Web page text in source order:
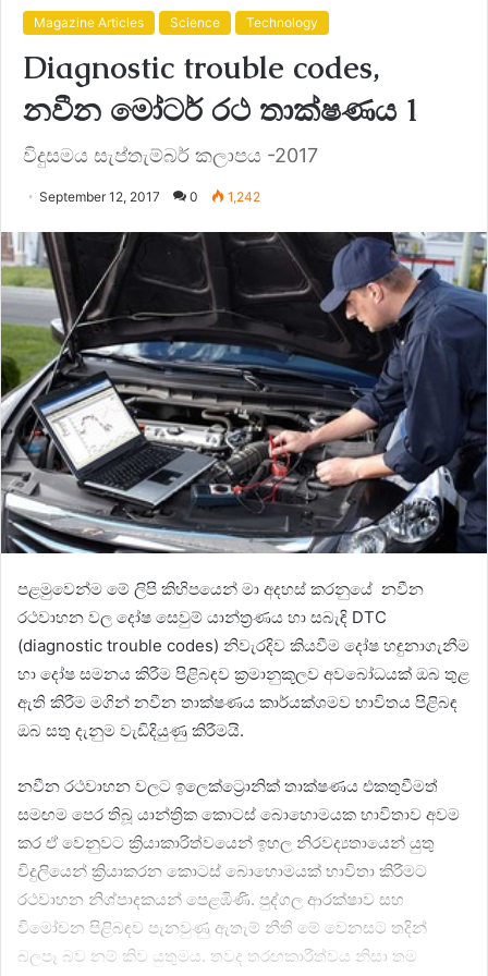
Magazine Articles Science Technology
Diagnostic trouble codes,
නවීන මෝටර් රථ තාක්ෂණය 1
විදුසමය සැප්තැම්බර් කලාපය -2017
September 12, 2017 0 1,242
පළමුවෙන්ම මේ ලිපි කිහිපයෙන් මා අදහස් කරනුයේ නවීන
රථවාහන වල දෝෂ සෙවුම් යාන්ත්‍රණය හා සබැඳි DTC
(diagnostic trouble codes) නිවැරදිව කියවීම දෝෂ හඳුනාගැනීම
හා දෝෂ සමනය කිරීම පිළිබඳව ක්‍රමානුකූලව අවබෝධයක් ඔබ තුළ
ඇති කිරීම මගින් නවීන තාක්ෂණය කාර්යක්ශමව භාවිතය පිළිබඳ
ඔබ සතු දැනුම වැඩිදියුණු කිරීමයි.
නවීන රථවාහන වලට ඉලෙක්ට්‍රොනික් තාක්ෂණය එකතුවීමත්
සමඟම පෙර තිබූ යාන්ත්‍රික කොටස් බොහොමයක භාවිතාව අවම
කර ඒ වෙනුවට ක්‍රියාකාරිත්වයෙන් ඉහල නිරවද්‍යතායෙන් යුතු
විදුලියෙන් ක්‍රියාකරන කොටස් බොහොමයක් භාවිතා කිරීමට
රථවාහන නිශ්පාදකයන් පෙළඹිණි. පුද්ගල ආරක්ෂාව සහ
විමෝචන පිළිබඳව පැනවුණු ඇතැම් නීති මේ වෙනසට තදින්
බලපෑ බව නම් කිව යුතුමය. තවද තරඟකාරීත්වය නිසා තම